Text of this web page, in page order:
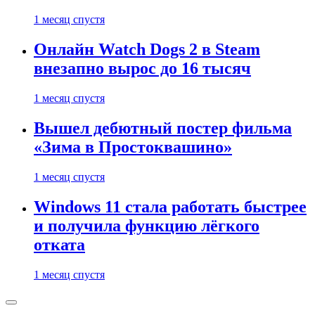
1 месяц спустя
Онлайн Watch Dogs 2 в Steam
внезапно вырос до 16 тысяч
1 месяц спустя
Вышел дебютный постер фильма
«Зима в Простоквашино»
1 месяц спустя
Windows 11 стала работать быстрее
и получила функцию лёгкого
отката
1 месяц спустя